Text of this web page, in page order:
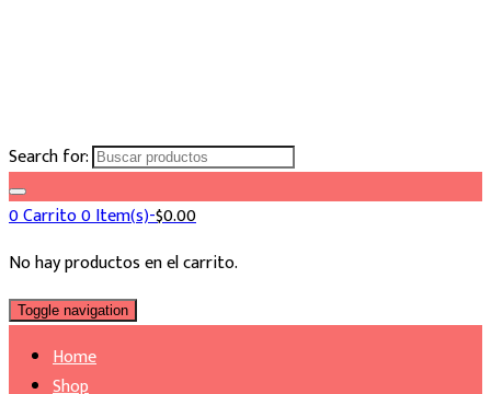
Search for:
0Carrito0 Item(s)-$0.00
No hay productos en el carrito.
Toggle navigation
Home
Shop